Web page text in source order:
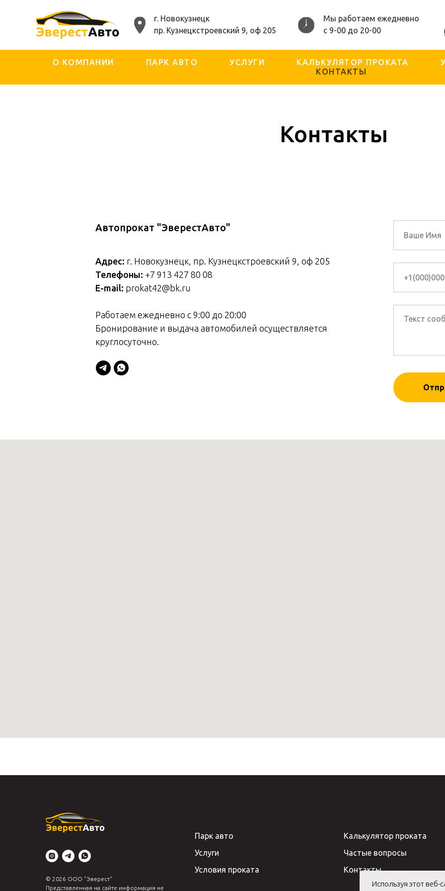
г. Новокузнецк
пр. Кузнецкстроевский 9, оф 205
Мы работаем ежедневно
с 9-00 до 20-00
О КОМПАНИИ ПАРК АВТО УСЛУГИ КАЛЬКУЛЯТОР ПРОКАТА
КОНТАКТЫ
Контакты
Автопрокат "ЭверестАвто"
Адрес: г. Новокузнецк, пр. Кузнецкстроевский 9, оф 205
Телефоны: +7 913 427 80 08
E-mail: prokat42@bk.ru
Работаем ежедневно с 9:00 до 20:00
Бронирование и выдача автомобилей осуществляется
круглосуточно.
© 2026 ООО "Эверест"
Представленная на сайте информация не
Парк авто
Услуги
Условия проката
Калькулятор проката
Частые вопросы
Контакты
Используя этот веб-